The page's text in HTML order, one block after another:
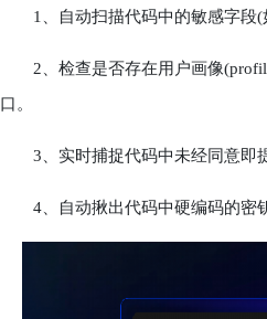
1、自动扫描代码中的敏感字段(
2、检查是否存在用户画像
口。
3、实时捕捉代码中未经同意即提
4、自动揪出代码中硬编码的密钥